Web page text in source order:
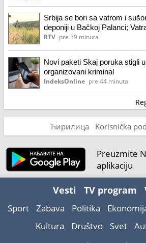
Srbija se bori sa vatrom i
deponiji u Bačkoj Palanci;
peščari zahvatila više od 700
RTV pre 39 minuta
Novi paketi Skaj poruka stigli
organizovani kriminal
IndeksOnline pre 44 minuta
Ћирилица Korisnička
Preuzmite
aplikaciju
Vesti TV program
Sport Zabava Politika
Kultura
Društvo Svet